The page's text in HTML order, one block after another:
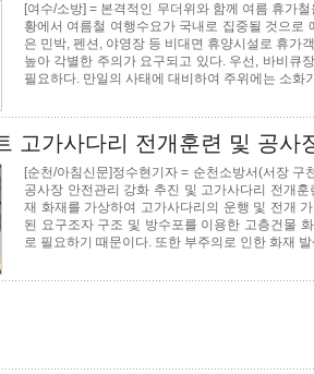
[여수/소방] = 본격적인 무더위와 함께 여름 휴가
황에서 여름철 여행수요가 국내로 집중될 것으로
은 민박, 펜션, 야영장 등 비대면 휴양시설로 휴가
높아 각별한 주의가 요구되고 있다. 우선, 바비큐
필요하다. 만일의 사태에 대비하여 주위에는 소
고가사다리 전개훈련 및 공사
[순천/아침신문]정수현기자 = 순천소방서(서장
공사장 안전관리 강화 추진 및 고가사다리 전개
재 화재를 가상하여 고가사다리의 운행 및 전개
된 요구조자 구조 및 방수포를 이용한 고층건물
로 필요하기 때문이다. 또한 부주의로 인한 화재